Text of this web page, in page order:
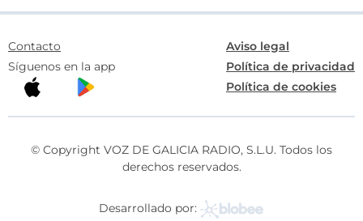
Contacto
Síguenos en la app
Aviso legal
Política de privacidad
Política de cookies
© Copyright VOZ DE GALICIA RADIO, S.L.U. Todos los
derechos reservados.
Desarrollado por: